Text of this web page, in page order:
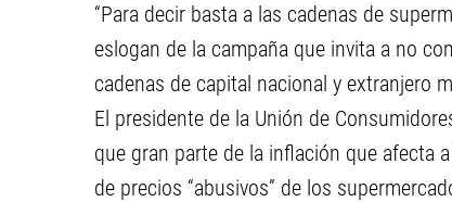
“Para decir basta a las cadenas de
eslogan de la campaña que invita a no
cadenas de capital nacional y extranjero
El presidente de la Unión de
que gran parte de la inflación que afecta
de precios “abusivos” de los